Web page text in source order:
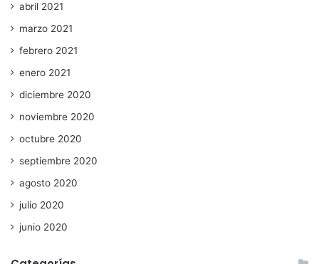
abril 2021
marzo 2021
febrero 2021
enero 2021
diciembre 2020
noviembre 2020
octubre 2020
septiembre 2020
agosto 2020
julio 2020
junio 2020